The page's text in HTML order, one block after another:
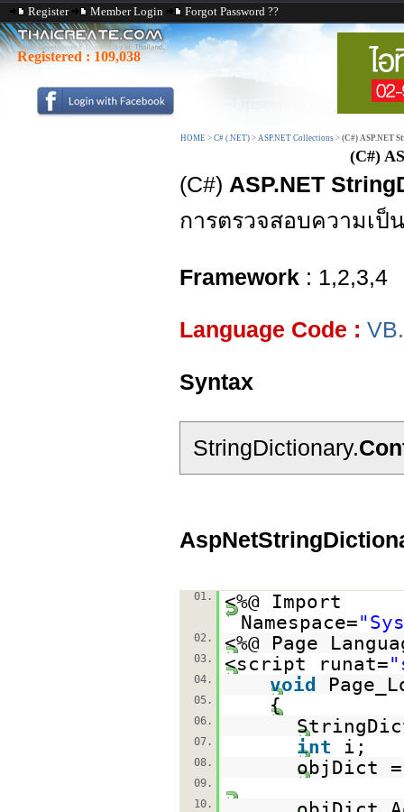
Register Member Login Forgot Password ??
Registered : 109,038
HOME > C# (.NET) > ASP.NET Collections > (C#) ASP.NET
(C#)
(C#) ASP.NET
การตรวจสอบความเป็
Framework : 1,2,3,4
Language Code :
Syntax
StringDictionary.
01.
<%@ Import
Namespace=
02. <%@ Page
03. <script runat=
04. void
05. {
06.
07. int i;
08. objDict
09.
10.